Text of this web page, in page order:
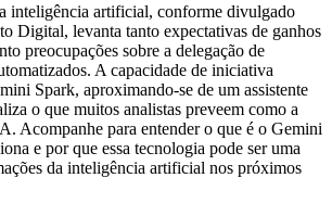
inteligência artificial, conforme divulgado
Digital, levanta tanto expectativas de ganhos
preocupações sobre a delegação de
A capacidade de iniciativa
Spark, aproximando-se de um assistente
o que muitos analistas preveem como a
Acompanhe para entender o que é o Gemini
e por que essa tecnologia pode ser uma
da inteligência artificial nos próximos